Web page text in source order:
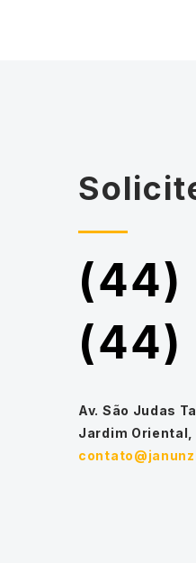
(44)
(44)
Av. São Judas
Jardim Oriental,